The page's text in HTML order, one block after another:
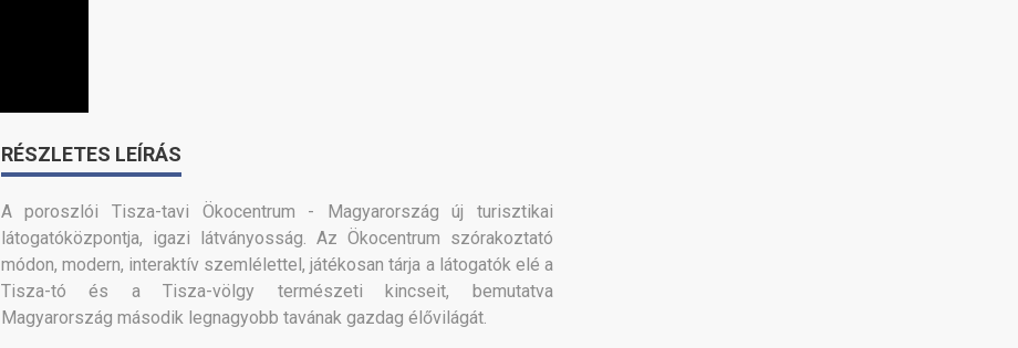
RÉSZLETES LEÍRÁS
A poroszlói Tisza-tavi Ökocentrum - Magyarország új turisztikai
látogatóközpontja, igazi látványosság. Az Ökocentrum szórakoztató
módon, modern, interaktív szemlélettel, játékosan tárja a látogatók elé a
Tisza-tó és a Tisza-völgy természeti kincseit, bemutatva
Magyarország második legnagyobb tavának gazdag élővilágát.